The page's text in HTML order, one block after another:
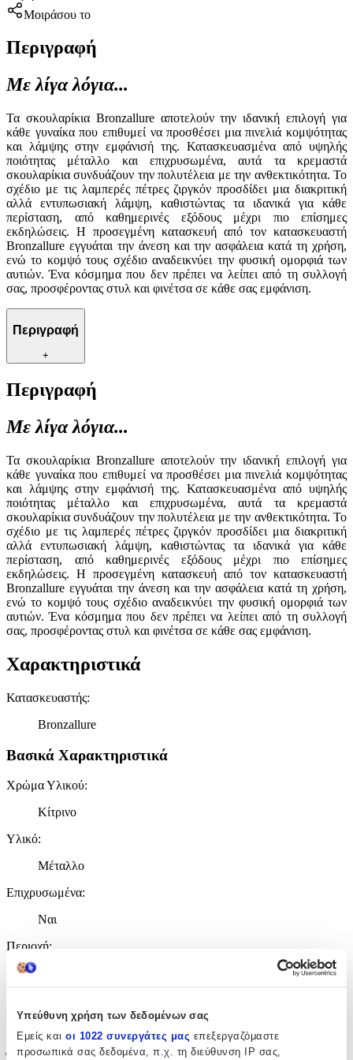
Υπεύθυνη χρήση των δεδομένων σας
Εμείς και οι 1022 συνεργάτες μας επεξεργαζόμαστε
προσωπικά σας δεδομένα, π.χ. τη διεύθυνση IP σας,
Μοιράσου το
Περιγραφή
Με λίγα λόγια...
Τα σκουλαρίκια Bronzallure αποτελούν την ιδανική επιλογή για
κάθε γυναίκα που επιθυμεί να προσθέσει μια πινελιά κομψότητας
και λάμψης στην εμφάνισή της. Κατασκευασμένα από υψηλής
ποιότητας μέταλλο και επιχρυσωμένα, αυτά τα κρεμαστά
σκουλαρίκια συνδυάζουν την πολυτέλεια με την ανθεκτικότητα. Το
σχέδιο με τις λαμπερές πέτρες ζιργκόν προσδίδει μια διακριτική
αλλά εντυπωσιακή λάμψη, καθιστώντας τα ιδανικά για κάθε
περίσταση, από καθημερινές εξόδους μέχρι πιο επίσημες
εκδηλώσεις. Η προσεγμένη κατασκευή από τον κατασκευαστή
Bronzallure εγγυάται την άνεση και την ασφάλεια κατά τη χρήση,
ενώ το κομψό τους σχέδιο αναδεικνύει την φυσική ομορφιά των
αυτιών. Ένα κόσμημα που δεν πρέπει να λείπει από τη συλλογή
σας, προσφέροντας στυλ και φινέτσα σε κάθε σας εμφάνιση.
Περιγραφή
+
Περιγραφή
Με λίγα λόγια...
Τα σκουλαρίκια Bronzallure αποτελούν την ιδανική επιλογή για
κάθε γυναίκα που επιθυμεί να προσθέσει μια πινελιά κομψότητας
και λάμψης στην εμφάνισή της. Κατασκευασμένα από υψηλής
ποιότητας μέταλλο και επιχρυσωμένα, αυτά τα κρεμαστά
σκουλαρίκια συνδυάζουν την πολυτέλεια με την ανθεκτικότητα. Το
σχέδιο με τις λαμπερές πέτρες ζιργκόν προσδίδει μια διακριτική
αλλά εντυπωσιακή λάμψη, καθιστώντας τα ιδανικά για κάθε
περίσταση, από καθημερινές εξόδους μέχρι πιο επίσημες
εκδηλώσεις. Η προσεγμένη κατασκευή από τον κατασκευαστή
Bronzallure εγγυάται την άνεση και την ασφάλεια κατά τη χρήση,
ενώ το κομψό τους σχέδιο αναδεικνύει την φυσική ομορφιά των
αυτιών. Ένα κόσμημα που δεν πρέπει να λείπει από τη συλλογή
σας, προσφέροντας στυλ και φινέτσα σε κάθε σας εμφάνιση.
Χαρακτηριστικά
Κατασκευαστής:
Bronzallure
Βασικά Χαρακτηριστικά
Χρώμα Υλικού:
Κίτρινο
Υλικό:
Μέταλλο
Επιχρυσωμένα:
Ναι
Περιοχή: